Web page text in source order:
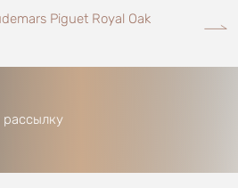
Piguet Royal Oak
рассылку